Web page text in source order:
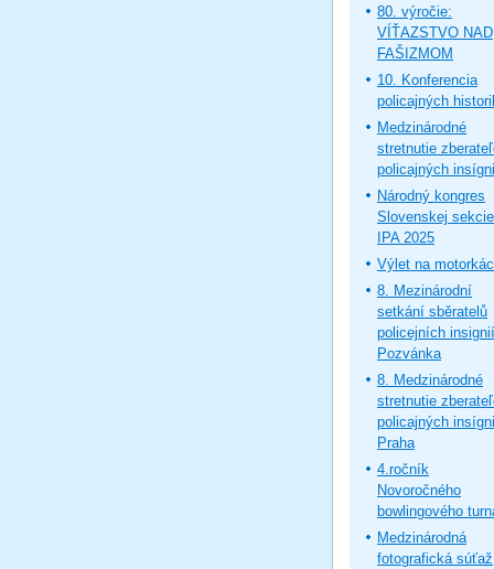
80. výročie:
VÍŤAZSTVO NAD
FAŠIZMOM
10. Konferencia
policajných
Medzinárodné
stretnutie
policajných
Národný kongres
Slovenskej sekcie
IPA 2025
Výlet na
8. Mezinárodní
setkání sběratelů
policejních
Pozvánka
8. Medzinárodné
stretnutie
policajných
Praha
4.ročník
Novoročného
bowlingového
Medzinárodná
fotografická súťaž